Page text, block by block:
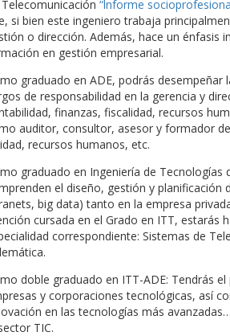
“lnforme
si bien este ingeniero trabaja
o dirección. Además, hace un énfasis
en gestión empresarial.
graduado en ADE, podrás
de responsabilidad en la gerencia y
finanzas, fiscalidad, recursos
auditor, consultor, asesor y formador
recursos humanos, etc.
graduado en Ingeniería de
el diseño, gestión y planificación
big data) tanto en la empresa
cursada en el Grado en ITT, estarás
correspondiente: Sistemas de
doble graduado en ITT-ADE: Tendrás
y corporaciones tecnológicas, así
en las tecnologías más
TIC.